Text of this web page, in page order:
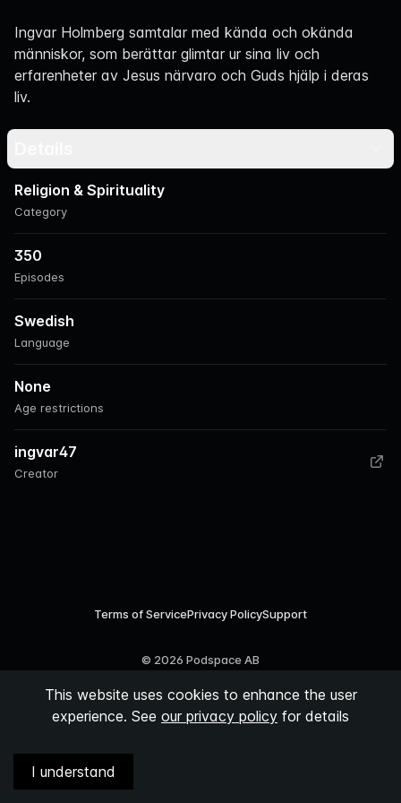
Navigation
Ingvar Holmberg samtalar med kända och okända
människor, som berättar glimtar ur sina liv och
erfarenheter av Jesus närvaro och Guds hjälp i deras
liv.
Category
Religion & Spirituality
Episodes
350
Language
Swedish
Age restrictions
None
Creator
ingvar47
Terms of ServicePrivacy PolicySupport
© 2026 Podspace AB
This website uses cookies to enhance the user
experience. See our privacy policy for details
I understand